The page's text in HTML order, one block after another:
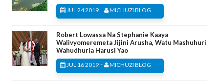
JUL 24 2019 - MICHUZI BLOG
Robert Lowassa Na Stephanie Kaaya
Walivyomeremeta Jijini Arusha, Watu Mashuhuri
Wahudhuria Harusi Yao
JUL 16 2019 - MICHUZI BLOG